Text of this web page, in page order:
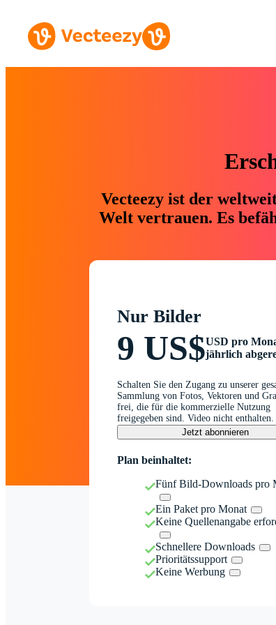
Vecteezy ist der
Welt vertrauen. Es
Nur Bilder
9 US$USD pro
jährlich
Schalten Sie den Zugang zu unserer
Sammlung von Fotos, Vektoren und
frei, die für die kommerzielle Nutzung
freigegeben sind. Video nicht enthalten.
Jetzt abonnieren
Plan beinhaltet:
Fünf Bild-Downloads pro
Ein Paket pro Monat
Keine Quellenangabe
Schnellere Downloads
Prioritätssupport
Keine Werbung